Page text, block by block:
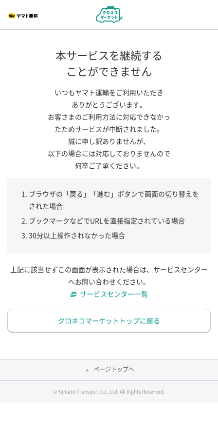
本サービスを継続する
ことができません
いつもヤマト運輸をご利用いただき
ありがとうございます。
お客さまのご利用方法に対応できなかっ
たためサービスが中断されました。
誠に申し訳ありませんが、
以下の場合には対応しておりませんので
何卒ご了承ください。
ブラウザの「戻る」「進む」ボタンで画面の切り替えを
された場合
ブックマークなどでURLを直接指定されている場合
30分以上操作されなかった場合
上記に該当せずこの画面が表示された場合は、サービスセンター
へお問い合わせください。
サービスセンター一覧
クロネコマーケットトップに戻る
ページトップへ
© Yamato Transport Co., Ltd. All Rights Reserved.